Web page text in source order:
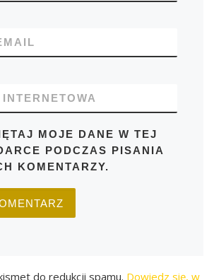
MOJE DANE W TEJ
PODCZAS PISANIA
KOMENTARZY.
do redukcji spamu. Dowiedz się, w